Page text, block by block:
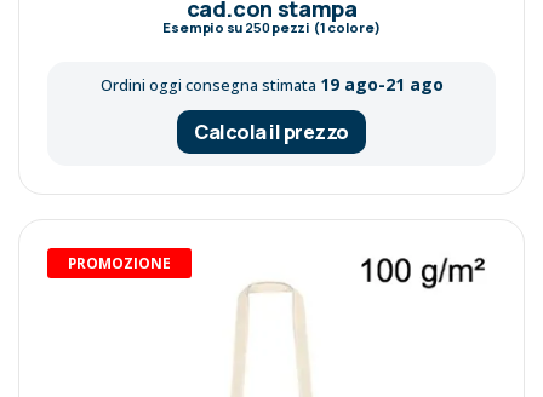
cad.con stampa
Esempio su 250pezzi (1 colore)
Ordini oggi consegna stimata 19 ago-21 ago
Calcola il prezzo
PROMOZIONE